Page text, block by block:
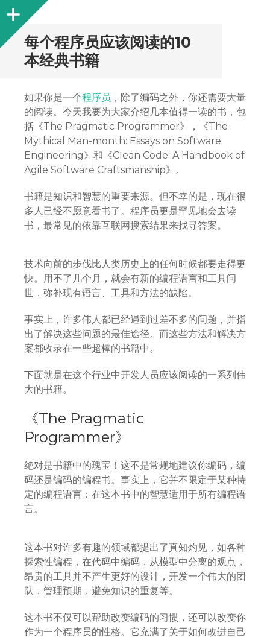
Sidebar
每个程序员应该阅读的10
本经典书籍
如果你是一个程序员 ，除了编码之外，你还需要大量
的阅读。今天我要为大家介绍几本值得一读的书，包
括《The Pragmatic Programmer》，《The
Mythical Man-month: Essays on Software
Engineering》和《Clean Code: A Handbook of
Agile Software Craftsmanship》。
书籍是知识和智慧的重要来源。但不幸的是，现在很
多人已经不愿意看书了。程序员更是罕见地会去读
书，最常见的依靠互联网搜索结果来找寻答案。
技术向前的步伐比人类历史上的任何时候都要走得更
快。用不了几个月，就会有新的编程语言和工具问
世，弥补现有语言、工具和方法的缺陷。
事实上，许多伟人都已经遇到过差不多的问题，并指
出了解决这些问题的最佳途径。而这些方法和解决方
案都收录在一些超棒的书籍中。
下面就是在这个行业中开发人员应该阅读的一系列伟
大的书籍。
《The Pragmatic
Programmer》
绝对是书籍中的瑰宝！这不是常规地建议你编码，编
码还是编码的编程书。事实上，它并不限定于某种特
定的编程语言：在这本书中的智慧适用于所有编程语
言。
这本书对许多有趣的领域都提出了真知灼见，如各种
探索性编程，在代码中编码，从模型中分离的观点，
昂贵的工具并不产生更好的设计，开发一个伟大的团
队，管理预期，避免知识的重复等。
这本书不仅可以帮助改变编码的习惯，还可以改变你
作为一个程序员的性格。它充满了关于如何改进自己